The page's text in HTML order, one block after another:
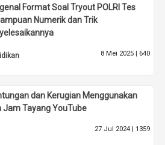
Format Soal Tryout POLRI Tes
Numerik dan Trik
8 Mei 2025 | 640
dan Kerugian Menggunakan
Jam Tayang YouTube
27 Jul 2024 | 1359